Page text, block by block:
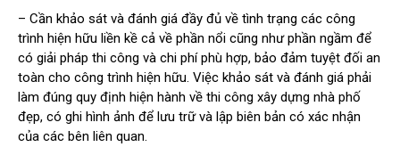
– Cần khảo sát và đánh giá đầy đủ về tình trạng các công
trình hiện hữu liền kề cả về phần nổi cũng như phần ngầm để
có giải pháp thi công và chi phí phù hợp, bảo đảm tuyệt đối an
toàn cho công trình hiện hữu. Việc khảo sát và đánh giá phải
làm đúng quy định hiện hành về thi công xây dựng nhà phố
đẹp, có ghi hình ảnh để lưu trữ và lập biên bản có xác nhận
của các bên liên quan.